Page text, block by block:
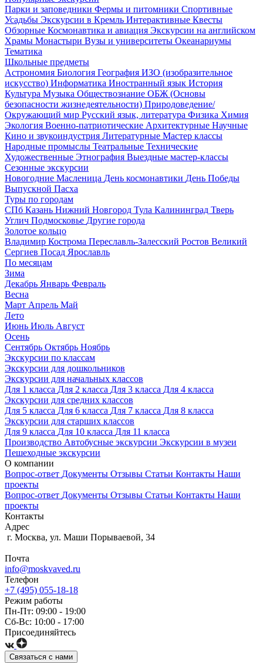
Парки и заповедники Фермы и питомники Спортивные
Усадьбы Экскурсии в Кремль Интерактивные Квесты
Обзорные Космонавтика и авиация Экскурсии на английском
Храмы Монастыри Вузы и университеты Океанариумы
Тематика
Школьные предметы
Астрономия Биология География ИЗО (изобразительное
искусство) Информатика Иностранный язык История
Культура Музыка Обществознание ОБЖ (Основы
безопасности жизнедеятельности) Природоведение/
Окружающий мир Русский язык, литература Физика Химия
Экология Военно-патриотические Архитектурные Научные
Кино и звукоиндустрия Литературные Мастер классы
Народные промыслы Театральные Технические
Художественные Этнография Выездные мастер-классы
Сезонные экскурсии
Новогодние Масленица День космонавтики День Победы
Выпускной Пасха
Туры по городам
СПб Казань Нижний Новгород Тула Калининград Тверь
Углич Подмосковье Другие города
Золотое кольцо
Владимир Кострома Переславль-Залесский Ростов Великий
Сергиев Посад Ярославль
По месяцам
Зима
Декабрь Январь Февраль
Весна
Март Апрель Май
Лето
Июнь Июль Август
Осень
Сентябрь Октябрь Ноябрь
Экскурсии по классам
Экскурсии для дошкольников
Экскурсии для начальных классов
Для 1 класса Для 2 класса Для 3 класса Для 4 класса
Экскурсии для средних классов
Для 5 класса Для 6 класса Для 7 класса Для 8 класса
Экскурсии для старших классов
Для 9 класса Для 10 класса Для 11 класса
Производство Автобусные экскурсии Экскурсии в музеи
Пешеходные экскурсии
О компании
Вопрос-ответ Документы Отзывы Статьи Контакты Наши
проекты
Вопрос-ответ Документы Отзывы Статьи Контакты Наши
проекты
Контакты
Адрес
г. Москва, ул. Маши Порываевой, 34
Почта
info@moskvaved.ru
Телефон
+7 (495) 055-18-18
Режим работы
Пн-Пт: 09:00 - 19:00
Сб-Вс: 10:00 - 17:00
Присоединяйтесь
Связаться с нами